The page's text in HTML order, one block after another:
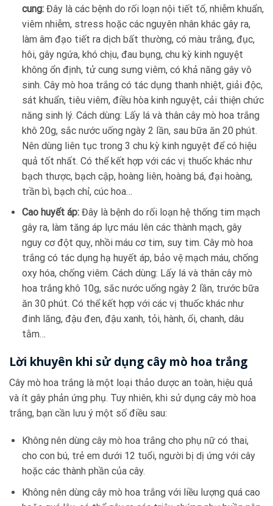
cung:Đây là các bệnh do rối loạn nội tiết tố, nhiễm khuẩn,
viêm nhiễm, stress hoặc các nguyên nhân khác gây ra,
làm âm đạo tiết ra dịch bất thường, có màu trắng, đục,
hôi, gây ngứa, khó chịu, đau bụng, chu kỳ kinh nguyệt
không ổn định, tử cung sưng viêm, có khả năng gây vô
sinh. Cây mò hoa trắng có tác dụng thanh nhiệt, giải độc,
sát khuẩn, tiêu viêm, điều hòa kinh nguyệt, cải thiện chức
năng sinh lý. Cách dùng: Lấy lá và thân cây mò hoa trắng
khô 20g, sắc nước uống ngày 2 lần, sau bữa ăn 20 phút.
Nên dùng liên tục trong 3 chu kỳ kinh nguyệt để có hiệu
quả tốt nhất. Có thể kết hợp với các vị thuốc khác như
bạch thược, bạch cập, hoàng liên, hoàng bá, đại hoàng,
trần bì, bạch chỉ, cúc hoa…
Cao huyết áp:Đây là bệnh do rối loạn hệ thống tim mạch
gây ra, làm tăng áp lực máu lên các thành mạch, gây
nguy cơ đột quỵ, nhồi máu cơ tim, suy tim. Cây mò hoa
trắng có tác dụng hạ huyết áp, bảo vệ mạch máu, chống
oxy hóa, chống viêm. Cách dùng: Lấy lá và thân cây mò
hoa trắng khô 10g, sắc nước uống ngày 2 lần, trước bữa
ăn 30 phút. Có thể kết hợp với các vị thuốc khác như
đinh lăng, đậu đen, đậu xanh, tỏi, hành, ổi, chanh, dâu
tằm…
Lời khuyên khi sử dụng cây mò hoa trắng
Cây mò hoa trắng là một loại thảo dược an toàn, hiệu quả
và ít gây phản ứng phụ. Tuy nhiên, khi sử dụng cây mò hoa
trắng, bạn cần lưu ý một số điều sau:
Không nên dùng cây mò hoa trắng cho phụ nữ có thai,
cho con bú, trẻ em dưới 12 tuổi, người bị dị ứng với cây
hoặc các thành phần của cây.
Không nên dùng cây mò hoa trắng với liều lượng quá cao